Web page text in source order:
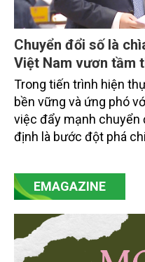
Chuyển đổi số là
Việt Nam vươn tầm
Trong tiến trình hiện
bền vững và ứng phó
việc đẩy mạnh chuyển
định là bước đột phá
mạnh mẽ, thúc đẩy
minh bạch hóa chuỗi
then chốt là nông
EMAGAZINE